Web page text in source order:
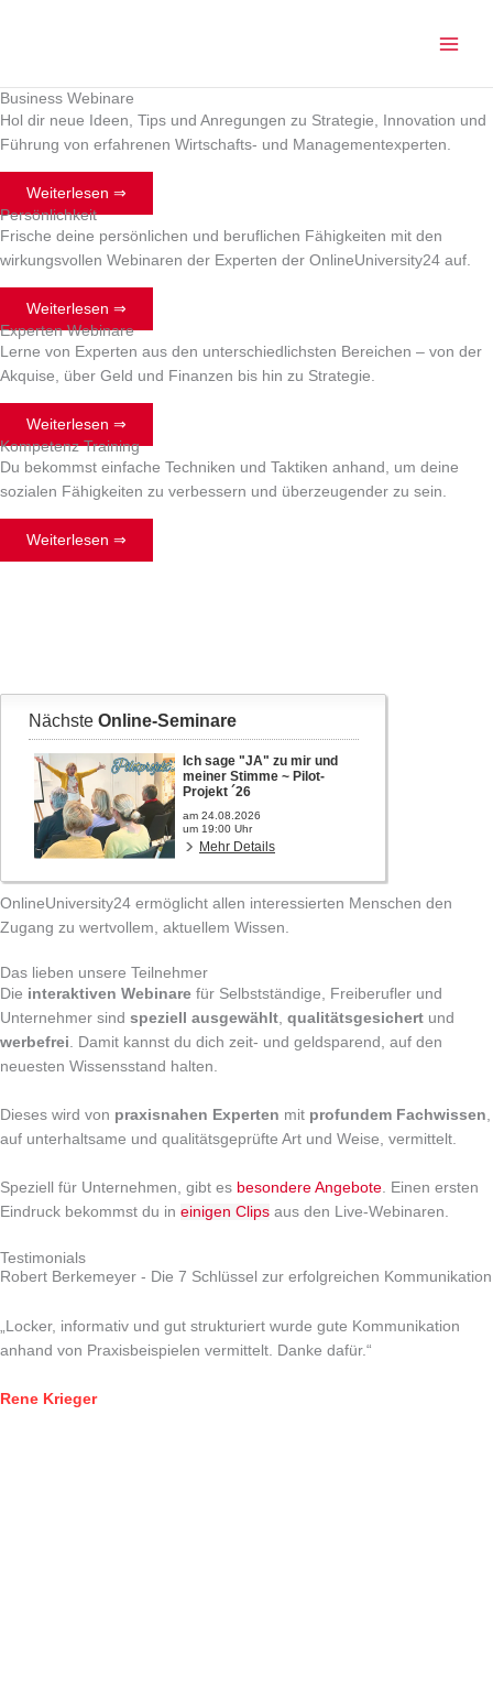
Business Webinare
Hol dir neue Ideen, Tips und Anregungen zu Strategie, Innovation und
Führung von erfahrenen Wirtschafts- und Managementexperten.
Weiterlesen ⇒
Persönlichkeit
Frische deine persönlichen und beruflichen Fähigkeiten mit den
wirkungsvollen Webinaren der Experten der OnlineUniversity24 auf.
Weiterlesen ⇒
Experten Webinare
Lerne von Experten aus den unterschiedlichsten Bereichen – von der
Akquise, über Geld und Finanzen bis hin zu Strategie.
Weiterlesen ⇒
Kompetenz Training
Du bekommst einfache Techniken und Taktiken anhand, um deine
sozialen Fähigkeiten zu verbessern und überzeugender zu sein.
Weiterlesen ⇒
OnlineUniversity24 ermöglicht allen interessierten Menschen den
Zugang zu wertvollem, aktuellem Wissen.
Das lieben unsere Teilnehmer
Die interaktiven Webinare für Selbstständige, Freiberufler und
Unternehmer sind speziell ausgewählt, qualitätsgesichert und
werbefrei. Damit kannst du dich zeit- und geldsparend, auf den
neuesten Wissensstand halten.
Dieses wird von praxisnahen Experten mit profundem Fachwissen,
auf unterhaltsame und qualitätsgeprüfte Art und Weise, vermittelt.
Speziell für Unternehmen, gibt es besondere Angebote. Einen ersten
Eindruck bekommst du in einigen Clips aus den Live-Webinaren.
Testimonials
Robert Berkemeyer - Die 7 Schlüssel zur erfolgreichen Kommunikation
„Locker, informativ und gut strukturiert wurde gute Kommunikation
anhand von Praxisbeispielen vermittelt. Danke dafür.“
Rene Krieger